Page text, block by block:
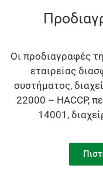
Οι προδιαγραφές
εταιρείας
συστήματος,
22000 – HACCP,
14001,